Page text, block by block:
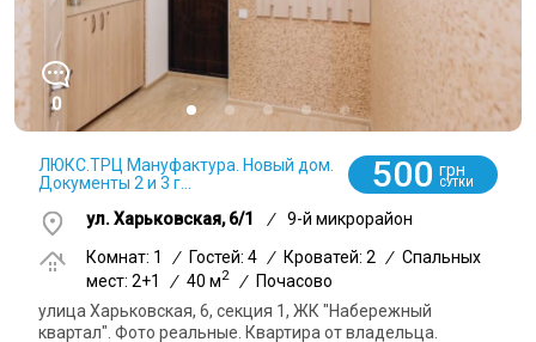
0
ЛЮКС.ТРЦ Мануфактура. Новый дом.
Документы 2 и 3 г...
500 грн
СУТКИ
ул. Харьковская, 6/1 /
9-й микрорайон
Комнат: 1
/ Гостей: 4 / Кроватей: 2 / Спальных
мест: 2+1
/ 40 м2 /
Почасово
улица Харьковская, 6, секция 1, ЖК "Набережный
квартал". Фото реальные. Квартира от владельца.